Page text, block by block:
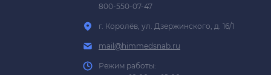
800-550-07-47
г. Королёв, ул. Дзержинского, д. 16/1
mail@himmedsnab.ru
Режим работы: